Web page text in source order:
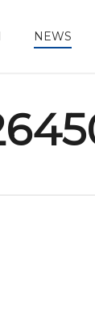
NEWS